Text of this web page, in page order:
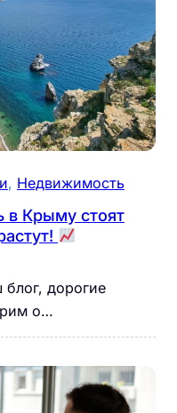
, Недвижимость
в Крыму стоят
дорогие
о…